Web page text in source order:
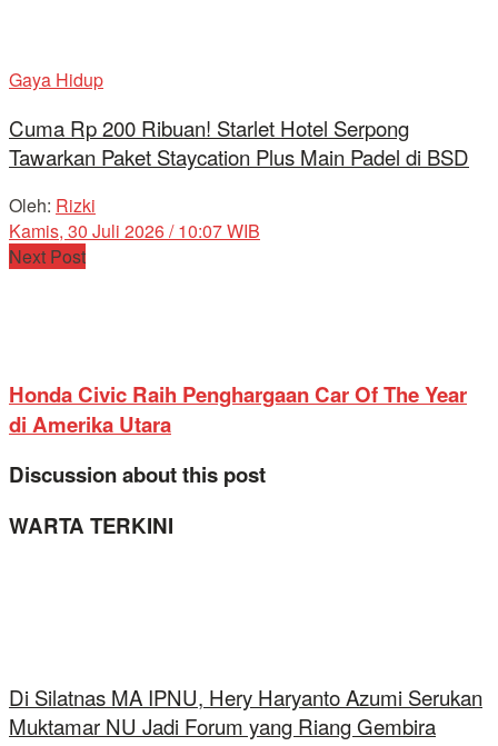
Gaya Hidup
Cuma Rp 200 Ribuan! Starlet Hotel Serpong
Tawarkan Paket Staycation Plus Main Padel di BSD
Oleh: Rizki
Kamis, 30 Juli 2026 / 10:07 WIB
Next Post
Honda Civic Raih Penghargaan Car Of The Year
di Amerika Utara
Discussion about this post
WARTA TERKINI
Di Silatnas MA IPNU, Hery Haryanto Azumi Serukan
Muktamar NU Jadi Forum yang Riang Gembira